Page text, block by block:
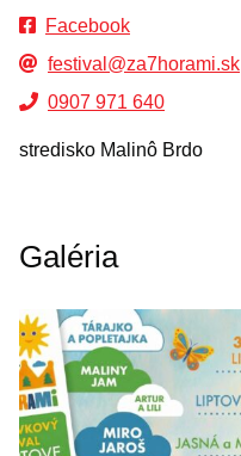
Facebook
festival@za7horami.sk
0907 971 640
stredisko Malinô Brdo
Galéria